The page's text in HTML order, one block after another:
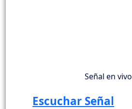
Señal en vivo
Escuchar Señal